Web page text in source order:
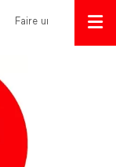
Faire un don